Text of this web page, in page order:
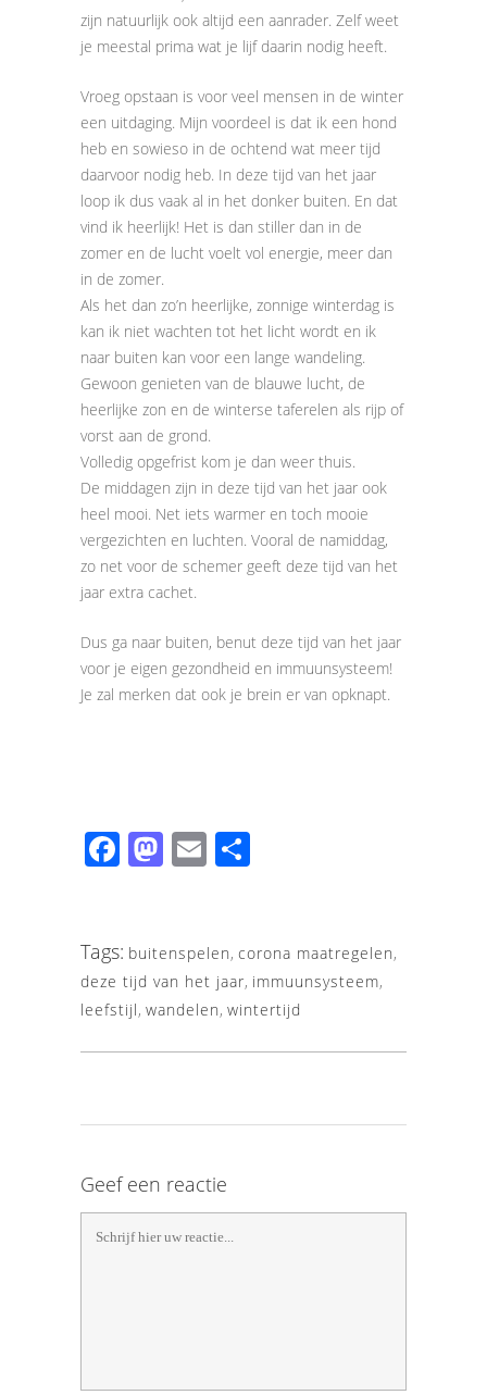
zijn natuurlijk ook altijd een aanrader. Zelf weet
je meestal prima wat je lijf daarin nodig heeft.
Vroeg opstaan is voor veel mensen in de winter
een uitdaging. Mijn voordeel is dat ik een hond
heb en sowieso in de ochtend wat meer tijd
daarvoor nodig heb. In deze tijd van het jaar
loop ik dus vaak al in het donker buiten. En dat
vind ik heerlijk! Het is dan stiller dan in de
zomer en de lucht voelt vol energie, meer dan
in de zomer.
Als het dan zo’n heerlijke, zonnige winterdag is
kan ik niet wachten tot het licht wordt en ik
naar buiten kan voor een lange wandeling.
Gewoon genieten van de blauwe lucht, de
heerlijke zon en de winterse taferelen als rijp of
vorst aan de grond.
Volledig opgefrist kom je dan weer thuis.
De middagen zijn in deze tijd van het jaar ook
heel mooi. Net iets warmer en toch mooie
vergezichten en luchten. Vooral de namiddag,
zo net voor de schemer geeft deze tijd van het
jaar extra cachet.
Dus ga naar buiten, benut deze tijd van het jaar
voor je eigen gezondheid en immuunsysteem!
Je zal merken dat ook je brein er van opknapt.
Facebook
Mastodon
Email
Tags: buitenspelen, corona maatregelen,
deze tijd van het jaar, immuunsysteem,
leefstijl, wandelen, wintertijd
Geef een reactie